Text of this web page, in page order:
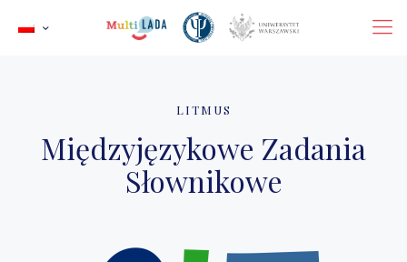
LITMUS
Międzyjęzykowe Zadania
Słownikowe